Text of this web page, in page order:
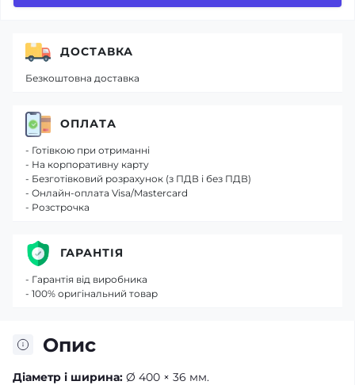
Опис
Діаметр і ширина: Ø 400 × 36 мм.
ДОСТАВКА
Безкоштовна доставка
ОПЛАТА
- Готівкою при отриманні
- На корпоративну карту
- Безготівковий розрахунок (з ПДВ і без ПДВ)
- Онлайн-оплата Visa/Mastercard
- Розстрочка
ГАРАНТІЯ
- Гарантія від виробника
- 100% оригінальний товар